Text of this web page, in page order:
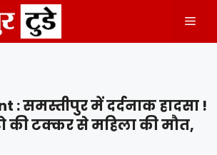
: समस्तीपुर में दर्दनाक हादसा !
की टक्कर से महिला की मौत,